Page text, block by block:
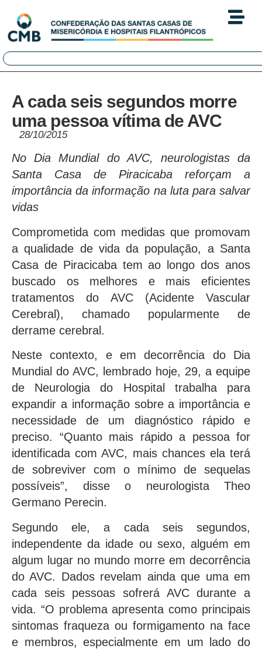
A cada seis segundos morre
uma pessoa vítima de AVC
28/10/2015
No Dia Mundial do AVC, neurologistas da
Santa Casa de Piracicaba reforçam a
importância da informação na luta para salvar
vidas
Comprometida com medidas que promovam
a qualidade de vida da população, a Santa
Casa de Piracicaba tem ao longo dos anos
buscado os melhores e mais eficientes
tratamentos do AVC (Acidente Vascular
Cerebral), chamado popularmente de
derrame cerebral.
Neste contexto, e em decorrência do Dia
Mundial do AVC, lembrado hoje, 29, a equipe
de Neurologia do Hospital trabalha para
expandir a informação sobre a importância e
necessidade de um diagnóstico rápido e
preciso. “Quanto mais rápido a pessoa for
identificada com AVC, mais chances ela terá
de sobreviver com o mínimo de sequelas
possíveis”, disse o neurologista Theo
Germano Perecin.
Segundo ele, a cada seis segundos,
independente da idade ou sexo, alguém em
algum lugar no mundo morre em decorrência
do AVC. Dados revelam ainda que uma em
cada seis pessoas sofrerá AVC durante a
vida. “O problema apresenta como principais
sintomas fraqueza ou formigamento na face
e membros, especialmente em um lado do